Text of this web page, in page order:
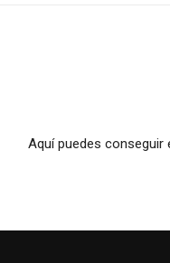
Aquí puedes conseguir